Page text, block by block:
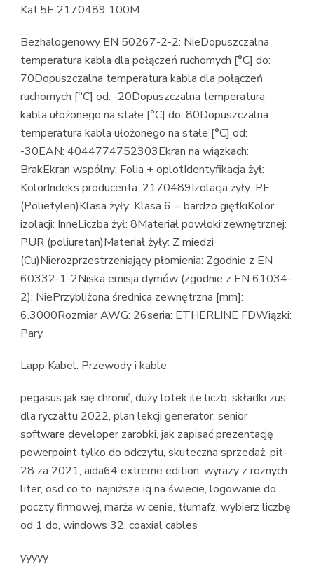
Kat.5E 2170489 100M
Bezhalogenowy EN 50267-2-2: NieDopuszczalna
temperatura kabla dla połączeń ruchomych [°C] do:
70Dopuszczalna temperatura kabla dla połączeń
ruchomych [°C] od: -20Dopuszczalna temperatura
kabla ułożonego na stałe [°C] do: 80Dopuszczalna
temperatura kabla ułożonego na stałe [°C] od:
-30EAN: 4044774752303Ekran na wiązkach:
BrakEkran wspólny: Folia + oplotIdentyfikacja żył:
KolorIndeks producenta: 2170489Izolacja żyły: PE
(Polietylen)Klasa żyły: Klasa 6 = bardzo giętkiKolor
izolacji: InneLiczba żył: 8Materiał powłoki zewnętrznej:
PUR (poliuretan)Materiał żyły: Z miedzi
(Cu)Nierozprzestrzeniający płomienia: Zgodnie z EN
60332-1-2Niska emisja dymów (zgodnie z EN 61034-
2): NiePrzybliżona średnica zewnętrzna [mm]:
6.3000Rozmiar AWG: 26seria: ETHERLINE FDWiązki:
Pary
Lapp Kabel: Przewody i kable
pegasus jak się chronić, duży lotek ile liczb, składki zus
dla ryczałtu 2022, plan lekcji generator, senior
software developer zarobki, jak zapisać prezentację
powerpoint tylko do odczytu, skuteczna sprzedaż, pit-
28 za 2021, aida64 extreme edition, wyrazy z roznych
liter, osd co to, najniższe iq na świecie, logowanie do
poczty firmowej, marża w cenie, tłumafz, wybierz liczbę
od 1 do, windows 32, coaxial cables
yyyyy